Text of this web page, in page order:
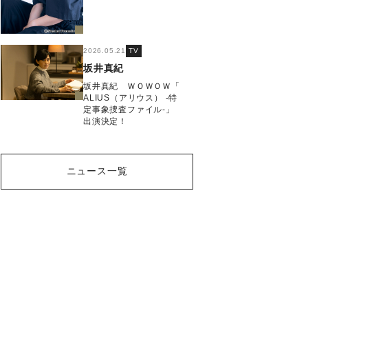
2026.05.21 TV
坂井真紀
坂井真紀 ＷＯＷＯＷ「
ALIUS（アリウス） -特
定事象捜査ファイル-」
出演決定！
ニュース一覧